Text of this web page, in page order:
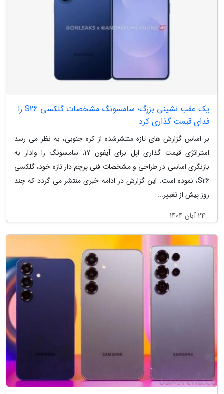
یک عقب نشینی بزرگ؛ سامسونگ مشخصات گلکسی S26 را
فدای قیمت گذاری کرد
بر اساس گزارش های تازه منتشرشده از کره جنوبی، به نظر می رسد
استراتژی قیمت گذاری اپل برای آیفون 17، سامسونگ را وادار به
بازنگری اساسی در طراحی و مشخصات فنی پرچم دار تازه خود، گلکسی
S26، نموده است. این گزارش در ادامه خبری منتشر می گردد که چند
روز پیش از تغییر...
24 آبان 1404